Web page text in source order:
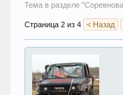
Тема в разделе "
Страница 2 из 4 < Назад